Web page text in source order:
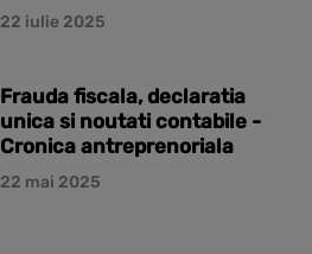
22 iulie 2025
Frauda fiscala, declaratia
unica si noutati contabile -
Cronica antreprenoriala
22 mai 2025